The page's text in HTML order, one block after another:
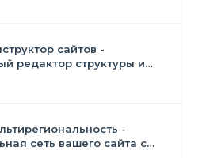
сайтов -
редактор структуры и
-
сеть вашего сайта с